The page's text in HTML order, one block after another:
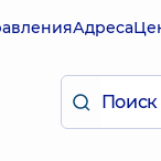
Адреса